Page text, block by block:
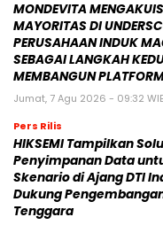
MONDEVITA
MAYORITAS DI
PERUSAHAAN INDUK
SEBAGAI LANGKAH
MEMBANGUN
Jumat, 7 Agu 2026 - 09:32
Pers Rilis
HIKSEMI Tampilkan
Penyimpanan Data
Skenario di Ajang DTI
Dukung
Tenggara